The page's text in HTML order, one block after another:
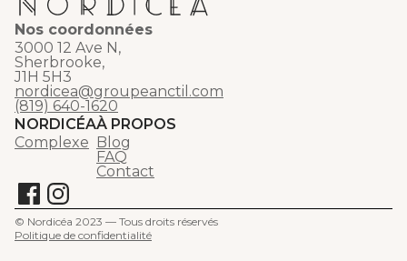
Nos coordonnées
3000 12 Ave N,
Sherbrooke,
J1H 5H3
nordicea@groupeanctil.com
(819) 640-1620
NORDICÉA
Complexe
À PROPOS
Blog
FAQ
Contact
© Nordicéa 2023 — Tous droits réservés
Politique de confidentialité